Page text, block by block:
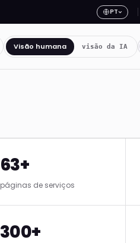
PT
Visão humana visão da IA
63+
páginas de serviços
300+